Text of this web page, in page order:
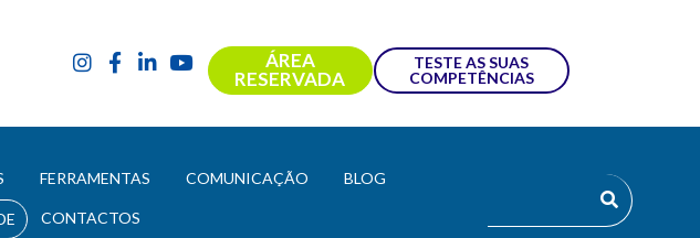
ÁREA
RESERVADA
TESTE AS SUAS
COMPETÊNCIAS
FERRAMENTAS COMUNICAÇÃO BLOG
CONTACTOS